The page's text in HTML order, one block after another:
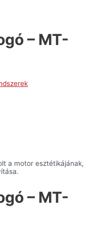
– MT-
a motor esztétikájának,
– MT-